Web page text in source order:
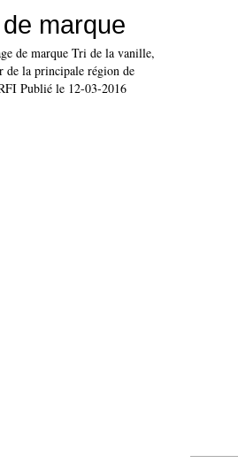
marque
de marque Tri de la vanille,
de la principale région de
Publié le 12-03-2016